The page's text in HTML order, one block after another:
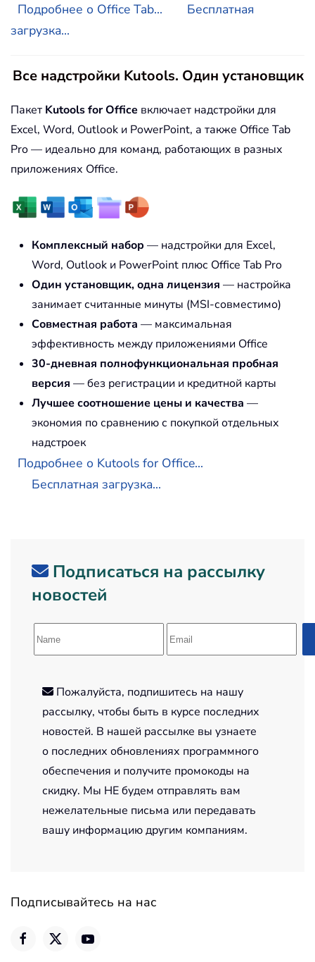
Подробнее о Office Tab...
Бесплатная
загрузка...
Все надстройки Kutools. Один установщик
Пакет Kutools for Office включает надстройки для
Excel, Word, Outlook и PowerPoint, а также Office Tab
Pro — идеально для команд, работающих в разных
приложениях Office.
Комплексный набор — надстройки для Excel,
Word, Outlook и PowerPoint плюс Office Tab Pro
Один установщик, одна лицензия — настройка
занимает считанные минуты (MSI-совместимо)
Совместная работа — максимальная
эффективность между приложениями Office
30-дневная полнофункциональная пробная
версия — без регистрации и кредитной карты
Лучшее соотношение цены и качества —
экономия по сравнению с покупкой отдельных
надстроек
Подробнее о Kutools for Office...
Бесплатная загрузка...
Подписаться на рассылку
новостей
Пожалуйста, подпишитесь на нашу
рассылку, чтобы быть в курсе последних
новостей. В нашей рассылке вы узнаете
о последних обновлениях программного
обеспечения и получите промокоды на
скидку. Мы НЕ будем отправлять вам
нежелательные письма или передавать
вашу информацию другим компаниям.
Подписывайтесь на нас